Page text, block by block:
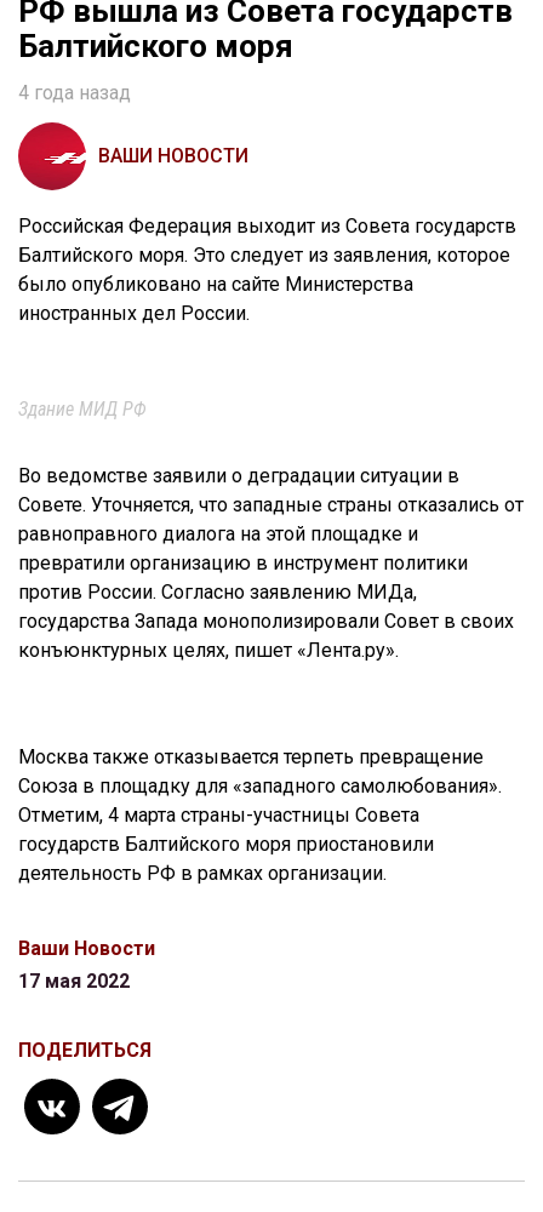
РФ вышла из Совета государств
Балтийского моря
4 года назад
ВАШИ НОВОСТИ
Российская Федерация выходит из Совета государств
Балтийского моря. Это следует из заявления, которое
было опубликовано на сайте Министерства
иностранных дел России.
Здание МИД РФ
Во ведомстве заявили о деградации ситуации в
Совете. Уточняется, что западные страны отказались от
равноправного диалога на этой площадке и
превратили организацию в инструмент политики
против России. Согласно заявлению МИДа,
государства Запада монополизировали Совет в своих
конъюнктурных целях, пишет «Лента.ру».
Москва также отказывается терпеть превращение
Союза в площадку для «западного самолюбования».
Отметим, 4 марта страны-участницы Совета
государств Балтийского моря приостановили
деятельность РФ в рамках организации.
Ваши Новости
17 мая 2022
ПОДЕЛИТЬСЯ